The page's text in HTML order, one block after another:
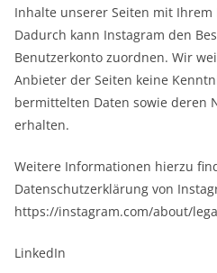
Inhalte unserer Seiten mit
Dadurch kann Instagram den
Benutzerkonto zuordnen. Wir
Anbieter der Seiten keine
bermittelten Daten sowie deren
erhalten.
Weitere Informationen hierzu
Datenschutzerklärung von
https://instagram.com/about/
LinkedIn